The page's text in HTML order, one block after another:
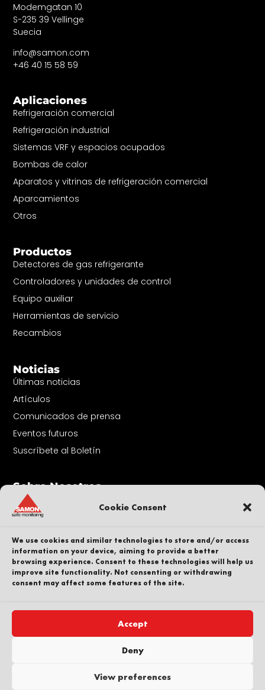
Cookie Consent
We use cookies and similar technologies to store and/or access
information on your device, aiming to provide a better
browsing experience. Consent to these technologies will help us
improve site functionality. Not consenting or withdrawing
consent may affect some features of the site.
Accept
Deny
View preferences
Modemgatan 10
S-235 39 Vellinge
Suecia
info@samon.com
+46 40 15 58 59
Aplicaciones
Refrigeración comercial
Refrigeración industrial
Sistemas VRF y espacios ocupados
Bombas de calor
Aparatos y vitrinas de refrigeración comercial
Aparcamientos
Otros
Productos
Detectores de gas refrigerante
Controladores y unidades de control
Equipo auxiliar
Herramientas de servicio
Recambios
Noticias
Últimas noticias
Artículos
Comunicados de prensa
Eventos futuros
Suscríbete al Boletín
Sobre Nosotros
Ponte en contacto con
Nuestra gente
Sostenibilidad
Denunciante
Política de privacidad
reservados